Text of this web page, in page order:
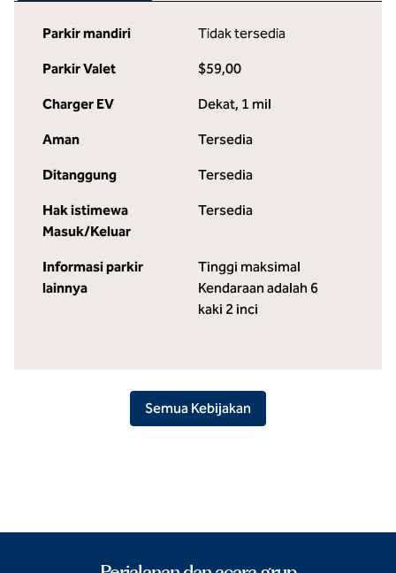
Parkir mandiri Tidak tersedia
Parkir Valet $59,00
Charger EV Dekat, 1 mil
Aman Tersedia
Ditanggung Tersedia
Hak istimewa
Masuk/Keluar
Tersedia
Informasi parkir
lainnya
Tinggi maksimal
Kendaraan adalah 6
kaki 2 inci
Semua Kebijakan